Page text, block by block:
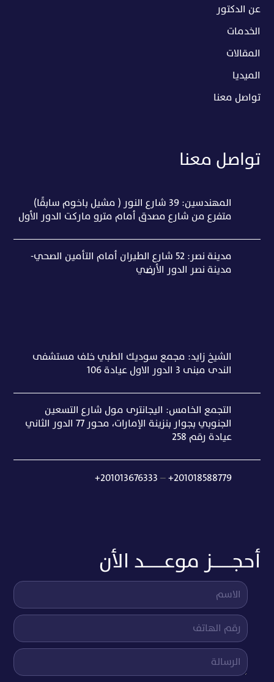
أحجــــــــز موعــــــــد الأن
الشيخ زايد: مجمع سوديك الطبي خلف مستشفى
الندى مبنى ٣ الدور الاول عيادة ١٠٦
التجمع الخامس: اليجانترى مول شارع التسعين
الجنوبي بجوار بنزينة الإمارات، محور 77 الدور الثاني
عيادة رقم 258
+201013676333–+201018588779
تواصل معنا
المهندسين: 39 شارع النور ( مشيل باخوم سابقًا)
متفرع من شارع مصدق أمام مترو ماركت الدور الأول
مدينة نصر: 52 شارع الطيران أمام التأمين الصحي-
مدينة نصر الدور الأرضي
عن الدكتور
الخدمات
المقالات
الميديا
تواصل معنا